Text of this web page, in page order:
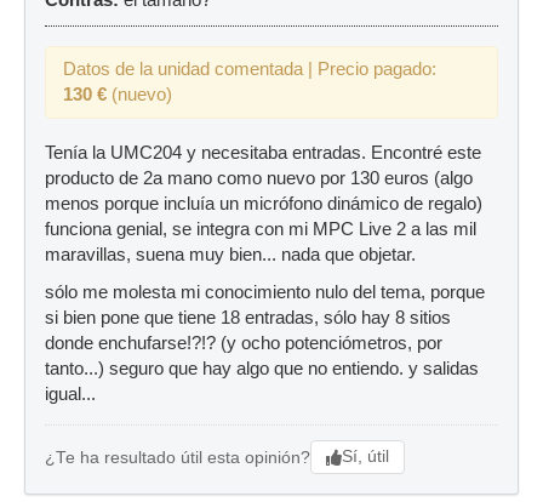
Datos de la unidad comentada | Precio pagado:
130 € (nuevo)
Tenía la UMC204 y necesitaba entradas. Encontré este
producto de 2a mano como nuevo por 130 euros (algo
menos porque incluía un micrófono dinámico de regalo)
funciona genial, se integra con mi MPC Live 2 a las mil
maravillas, suena muy bien... nada que objetar.
sólo me molesta mi conocimiento nulo del tema, porque
si bien pone que tiene 18 entradas, sólo hay 8 sitios
donde enchufarse!?!? (y ocho potenciómetros, por
tanto...) seguro que hay algo que no entiendo. y salidas
igual...
¿Te ha resultado útil esta opinión? Sí, útil